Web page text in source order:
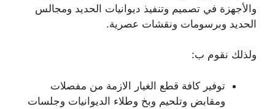
والأجهزة في تصميم وتنفيذ ديوانيات الحديد ومجالس
الحديد وبرسومات ونقشات عصرية.
ولذلك نقوم ب:
توفير كافة قطع الغيار الازمة من مفصلات
ومقابض وتلحيم وبخ وطلاء الديوانيات وجلسات